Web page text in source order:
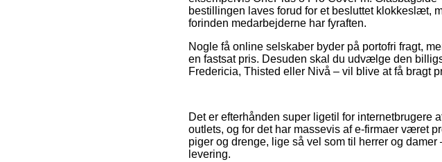
bestillingen laves forud for et besluttet klokkeslæt,
forinden medarbejderne har fyraften.
Nogle få online selskaber byder på portofri fragt,
en fastsat pris. Desuden skal du udvælge den
Fredericia, Thisted eller Nivå – vil blive at få bragt
Det er efterhånden super ligetil for internetbrugere
outlets, og for det har massevis af e-firmaer været
piger og drenge, lige så vel som til herrer og
levering.